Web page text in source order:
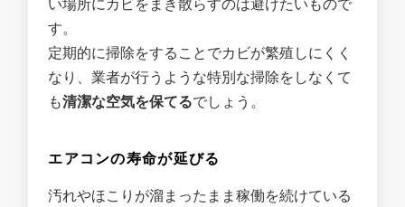
す。
定期的に掃除をすることでカビが繁殖しにくく
なり、業者が行うような特別な掃除をしなくて
も清潔な空気を保てるでしょう。
エアコンの寿命が延びる
汚れやほこりが溜まったまま稼働を続けている